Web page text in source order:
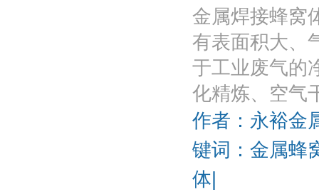
金属焊接蜂窝
有表面积大、
于工业废气的
化精炼、空气
作者：永裕
键词：金属蜂
体|